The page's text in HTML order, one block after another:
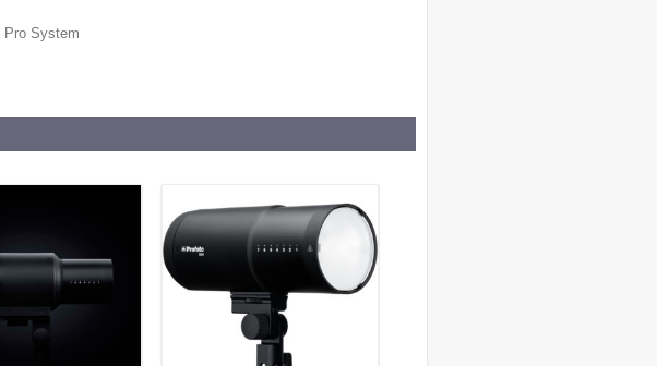
Pro System